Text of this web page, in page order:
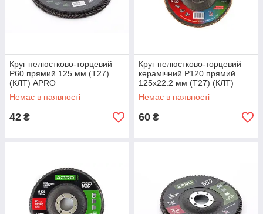
Круг пелюстково-торцевий
Р60 прямий 125 мм (Т27)
(КЛТ) APRO
Немає в наявності
42 ₴
Круг пелюстково-торцевий
керамічний Р120 прямий
125х22.2 мм (Т27) (КЛТ)
APRO PRO
Немає в наявності
60 ₴